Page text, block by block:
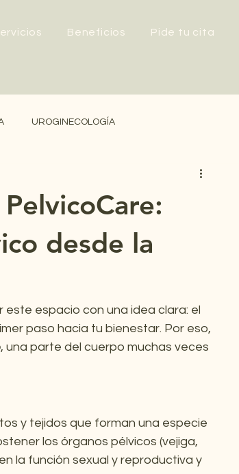
Beneficios Pide tu cita
UROGINECOLOGÍA
desde la
este espacio con una idea clara: el
paso hacia tu bienestar. Por eso,
, una parte del cuerpo muchas veces
y tejidos que forman una especie
los órganos pélvicos (vejiga,
la función sexual y reproductiva y